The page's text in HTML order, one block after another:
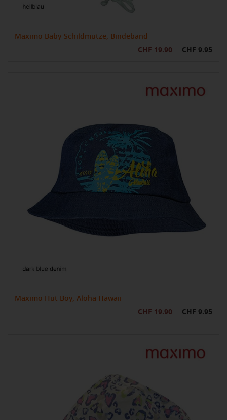
Maximo Baby Schildmütze, Bindeband
CHF 19.90
CHF 9.95
Maximo Hut Boy, Aloha Hawaii
CHF 19.90
CHF 9.95